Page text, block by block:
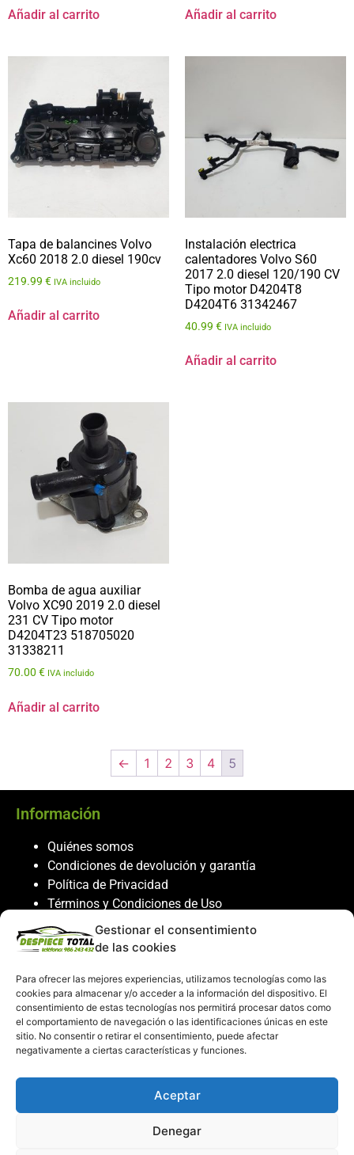
Gestionar el consentimiento
de las cookies
Para ofrecer las mejores experiencias, utilizamos tecnologías como las
cookies para almacenar y/o acceder a la información del dispositivo. El
consentimiento de estas tecnologías nos permitirá procesar datos como
el comportamiento de navegación o las identificaciones únicas en este
sitio. No consentir o retirar el consentimiento, puede afectar
negativamente a ciertas características y funciones.
Aceptar
Denegar
Añadir al carrito Añadir al carrito
Tapa de balancines Volvo
Xc60 2018 2.0 diesel 190cv
219.99 € IVA incluido
Añadir al carrito
Instalación electrica
calentadores Volvo S60
2017 2.0 diesel 120/190 CV
Tipo motor D4204T8
D4204T6 31342467
40.99 € IVA incluido
Añadir al carrito
Bomba de agua auxiliar
Volvo XC90 2019 2.0 diesel
231 CV Tipo motor
D4204T23 518705020
31338211
70.00 € IVA incluido
Añadir al carrito
← 1 2 3 4 5
Información
Quiénes somos
Condiciones de devolución y garantía
Política de Privacidad
Términos y Condiciones de Uso
Política de Cookies
Servicio al cliente
Contacto
986 243 432
608 867 074
recambiosdespiecetotal@gmail.com
Mi cuenta
Mi Cuenta